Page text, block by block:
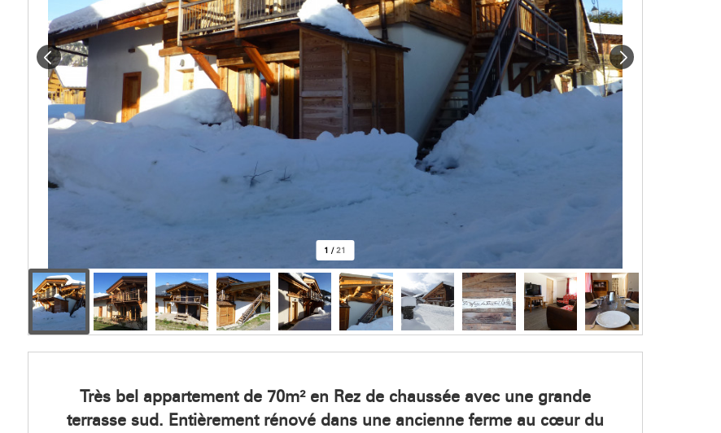
1 /21
Très bel appartement de 70m² en Rez de chaussée avec une grande
terrasse sud. Entièrement rénové dans une ancienne ferme au cœur du